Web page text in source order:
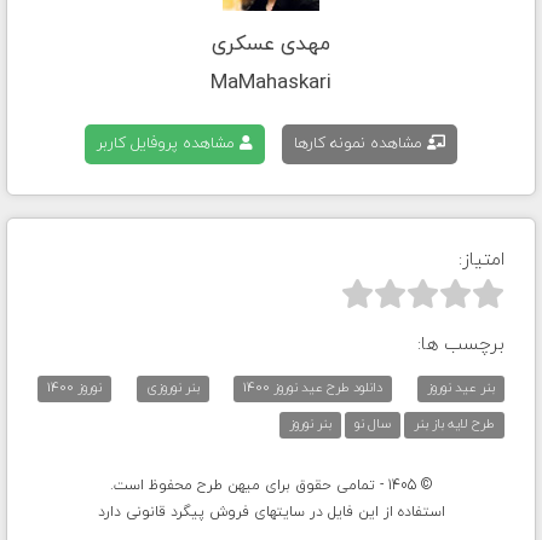
مهدی عسکری
MaMahaskari
مشاهده نمونه کارها مشاهده پروفایل کاربر
امتیاز:



برچسب ها:
بنر عید نوروز دانلود طرح عید نوروز 1400 بنر نوروزی
نوروز 1400
طرح لایه باز بنر
سال نو بنر نوروز
© 1405 - تمامی حقوق برای میهن طرح محفوظ است.
استفاده از این فایل در سایتهای فروش پیگرد قانونی دارد